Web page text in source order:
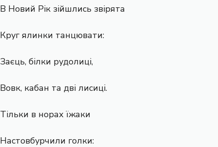
В Новий Рік зійшлись звірята
Круг ялинки танцювати:
Заєць, білки рудолиці,
Вовк, кабан та дві лисиці.
Тільки в норах їжаки
Настовбурчили голки: